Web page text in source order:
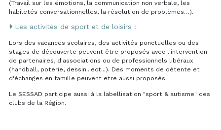
(Travail sur les émotions, la communication non verbale, les
habiletés conversationnelles, la résolution de problèmes…).
Les activités de sport et de loisirs :
Lors des vacances scolaires, des activités ponctuelles ou des
stages de découverte peuvent être proposés avec l'intervention
de partenaires, d'associations ou de professionnels libéraux
(handball, poterie, dessin...ect...). Des moments de détente et
d'échanges en famille peuvent etre aussi proposés.
Le SESSAD participe aussi à la labellisation "sport & autisme" des
clubs de la Région.